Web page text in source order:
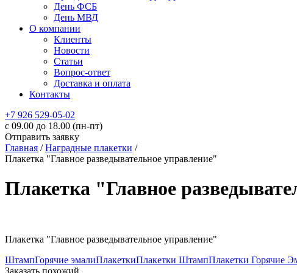
День ФСБ
День МВД
О компании
Клиенты
Новости
Статьи
Вопрос-ответ
Доставка и оплата
Контакты
+7 926 529-05-02
c 09.00 до 18.00 (пн-пт)
Отправить заявку
Главная /Наградные плакетки /
Плакетка "Главное разведывательное управление"
Плакетка "Главное
Плакетка "Главное разведывательное управление"
ШтампГорячие эмалиПлакеткиПлакетки ШтампПлакетки Горячие
Заказать похожий